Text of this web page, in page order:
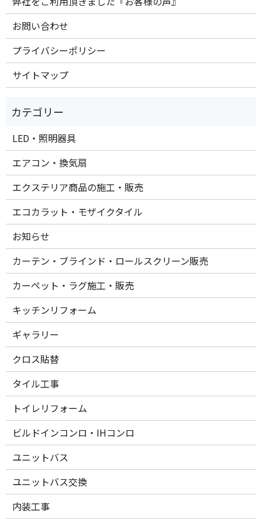
お問い合わせ
プライバシーポリシー
サイトマップ
LED・照明器具
エアコン・換気扇
エクステリア商品の施工・販売
エコカラット・モザイクタイル
お知らせ
カーテン・ブラインド・ロールスクリーン販売
カーペット・ラグ施工・販売
キッチンリフォーム
ギャラリー
クロス貼替
タイル工事
トイレリフォーム
ビルドインコンロ・IHコンロ
ユニットバス
ユニットバス交換
内装工事